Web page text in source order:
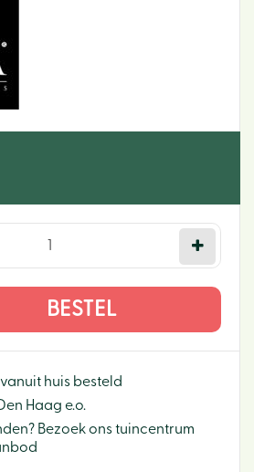
huis besteld
Haag e.o.
Bezoek ons tuincentrum